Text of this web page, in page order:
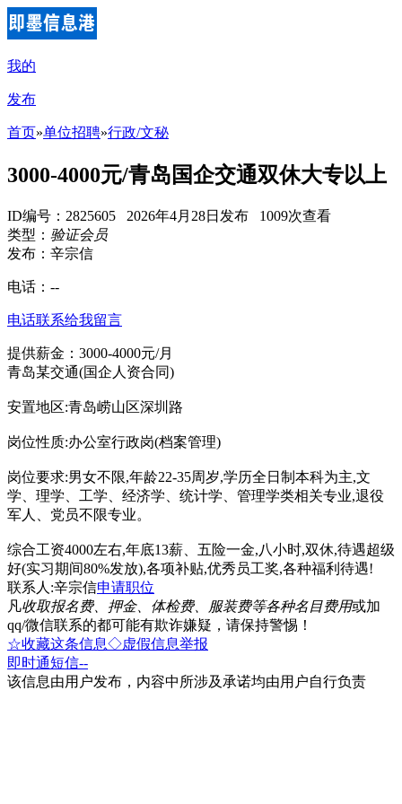
我的
发布
首页»单位招聘»行政/文秘
3000-4000元/青岛国企交通双休大专以上
ID编号：2825605 2026年4月28日发布 1009次查看
类型： 验证会员
发布：辛宗信
电话： --
电话联系给我留言
提供薪金：3000-4000元/月
青岛某交通(国企人资合同)
安置地区:青岛崂山区深圳路
岗位性质:办公室行政岗(档案管理)
岗位要求:男女不限,年龄22-35周岁,学历全日制本科为主,文
学、理学、工学、经济学、统计学、管理学类相关专业,退役
军人、党员不限专业。
综合工资4000左右,年底13薪、五险一金,八小时,双休,待遇超级
好(实习期间80%发放),各项补贴,优秀员工奖,各种福利待遇!
联系人:辛宗信申请职位
凡收取报名费、押金、体检费、服装费等各种名目费用或加
qq/微信联系的都可能有欺诈嫌疑，请保持警惕！
☆收藏这条信息◇虚假信息举报
即时通短信--
该信息由用户发布，内容中所涉及承诺均由用户自行负责